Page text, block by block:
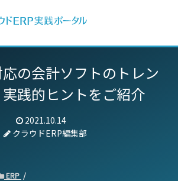
の会計ソフトのトレン
実践的ヒントをご紹介
2021.10.14
クラウドERP編集部
ERP